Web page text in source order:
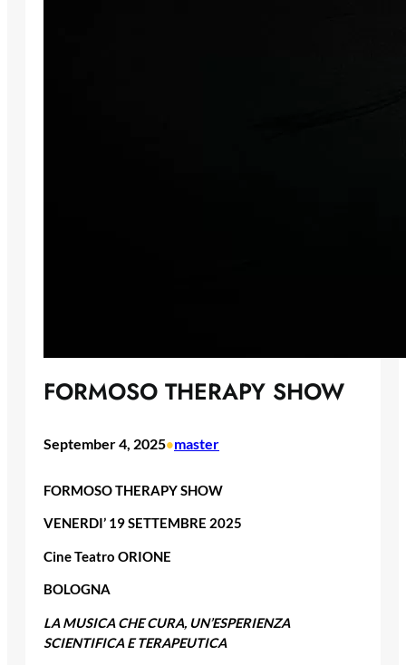
FORMOSO THERAPY SHOW
September 4, 2025•master
FORMOSO THERAPY SHOW
VENERDI’ 19 SETTEMBRE 2025
Cine Teatro ORIONE
BOLOGNA
LA MUSICA CHE CURA, UN’ESPERIENZA
SCIENTIFICA E TERAPEUTICA